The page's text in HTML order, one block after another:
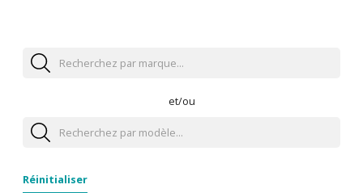
et/ou
Réinitialiser